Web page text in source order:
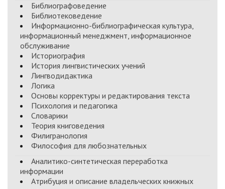
Библиографоведение
Библиотековедение
Информационно-библиографическая культура,
информационный менеджмент, информационное
обслуживание
Историография
История лингвистических учений
Лингводидактика
Логика
Основы корректуры и редактирования текста
Психология и педагогика
Словарики
Теория книговедения
Филигранология
Философия для любознательных
Аналитико-синтетическая переработка
информации
Атрибуция и описание владельческих книжных